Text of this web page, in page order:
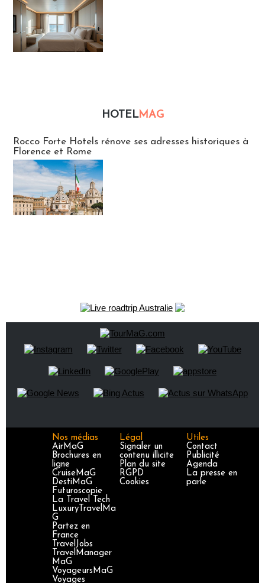
HOTELMAG
Rocco Forte Hotels rénove ses adresses historiques à
Florence et Rome
Nos médias
AirMaG
Brochures en
ligne
CruiseMaG
DestiMaG
Futuroscopie
La Travel Tech
LuxuryTravelMa
G
Partez en
France
TravelJobs
TravelManager
MaG
VoyageursMaG
Voyages
Légal
Signaler un
contenu illicite
Plan du site
RGPD
Cookies
Utiles
Contact
Publicité
Agenda
La presse en
parle